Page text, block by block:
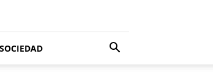
SOCIEDAD